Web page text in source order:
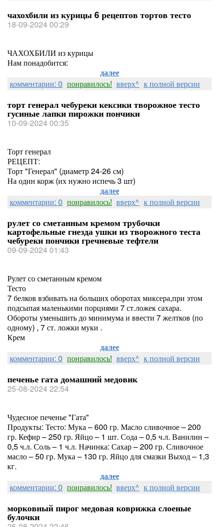
чахохбили из курицы 6 рецептов тортов тесто
18-09-2024 00:29
ЧАХОХБИЛИ из курицы
Нам понадобится:
далее
комментарии: 0 понравилось! вверх^ к полной версии
торт генерал чебуреки кексики творожное тесто
гусиные лапки пирожки пончики
10-09-2024 00:35
Торт генерал
РЕЦЕПТ:
Торт "Генерал" (диаметр 24-26 см)
На один корж (их нужно испечь 3 шт)
далее
комментарии: 0 понравилось! вверх^ к полной версии
рулет со сметанным кремом трубочки
картофельные гнезда ушки из творожного теста
чебуреки пончики гречневые тефтели
09-09-2024 01:43
Рулет со сметанным кремом
Тесто
7 белков взбивать на больших оборотах миксера,при этом
подсыпая маленькими порциями 7 ст.ложек сахара.
Обороты уменьшить до минимума и ввести 7 желтков (по
одному) , 7 ст. ложки муки .
Крем
далее
комментарии: 0 понравилось! вверх^ к полной версии
печенье гата домашний медовик
25-08-2024 22:54
Чудесное печенье "Гата"
Продукты: Тесто: Мука – 600 гр. Масло сливочное – 200
гр. Кефир – 250 гр. Яйцо – 1 шт. Сода – 0,5 ч.л. Ванилин –
0,5 ч.л. Соль – 1 ч.л. Начинка: Сахар – 200 гр. Сливочное
масло – 50 гр. Мука – 130 гр. Яйцо для смазки Выход – 1,3
кг.
далее
комментарии: 0 понравилось! вверх^ к полной версии
морковный пирог медовая коврижка слоеные
булочки